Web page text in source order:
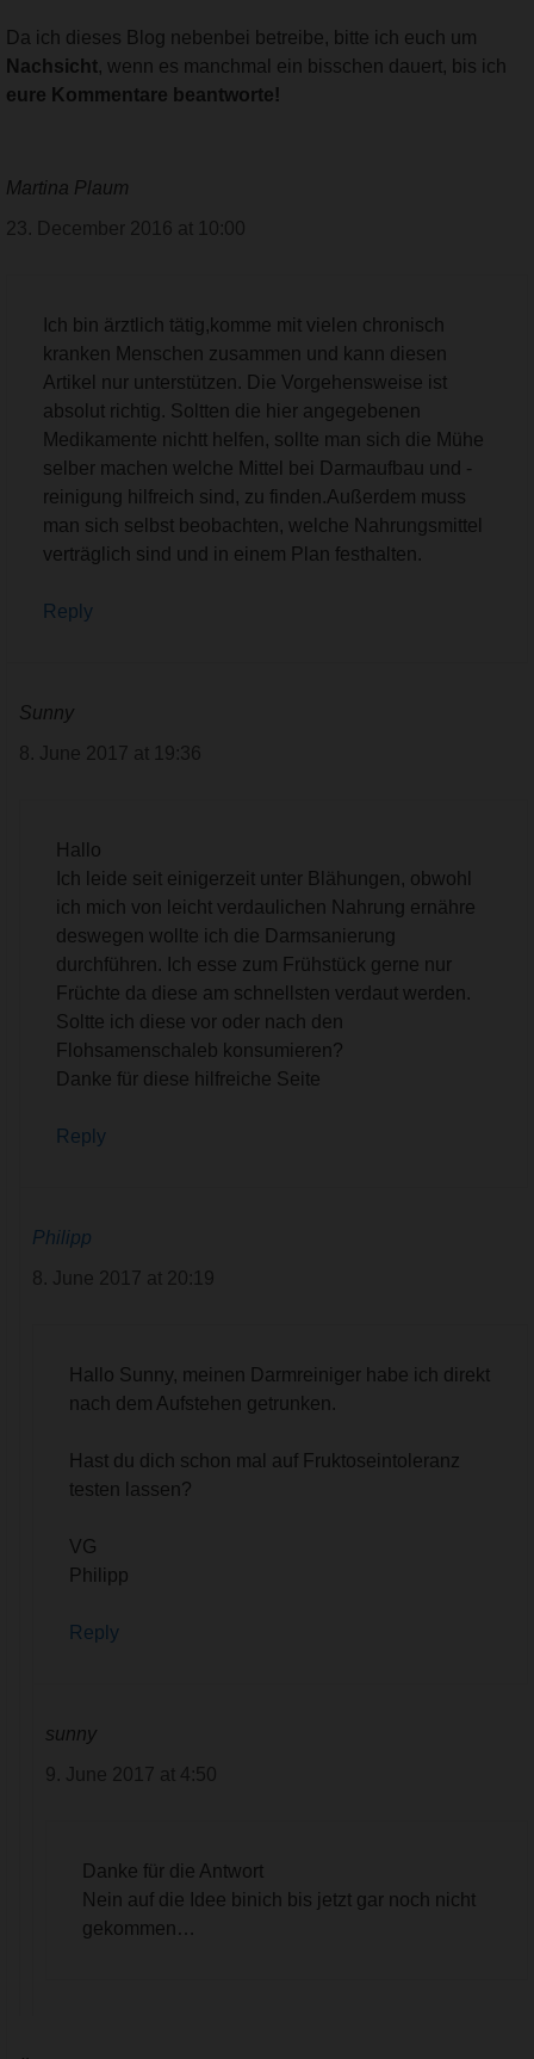
Da ich dieses Blog nebenbei betreibe, bitte ich euch um
Nachsicht, wenn es manchmal ein bisschen dauert, bis ich
eure Kommentare beantworte!
Martina Plaum
23. December 2016 at 10:00
Ich bin ärztlich tätig,komme mit vielen chronisch
kranken Menschen zusammen und kann diesen
Artikel nur unterstützen. Die Vorgehensweise ist
absolut richtig. Soltten die hier angegebenen
Medikamente nichtt helfen, sollte man sich die Mühe
selber machen welche Mittel bei Darmaufbau und -
reinigung hilfreich sind, zu finden.Außerdem muss
man sich selbst beobachten, welche Nahrungsmittel
verträglich sind und in einem Plan festhalten.
Reply
Sunny
8. June 2017 at 19:36
Hallo
Ich leide seit einigerzeit unter Blähungen, obwohl
ich mich von leicht verdaulichen Nahrung ernähre
deswegen wollte ich die Darmsanierung
durchführen. Ich esse zum Frühstück gerne nur
Früchte da diese am schnellsten verdaut werden.
Soltte ich diese vor oder nach den
Flohsamenschaleb konsumieren?
Danke für diese hilfreiche Seite
Reply
Philipp
8. June 2017 at 20:19
Hallo Sunny, meinen Darmreiniger habe ich direkt
nach dem Aufstehen getrunken.
Hast du dich schon mal auf Fruktoseintoleranz
testen lassen?
VG
Philipp
Reply
sunny
9. June 2017 at 4:50
Danke für die Antwort
Nein auf die Idee binich bis jetzt gar noch nicht
gekommen…